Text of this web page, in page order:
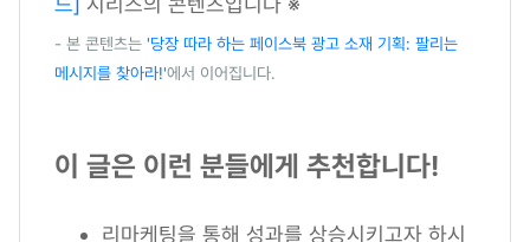
- 본 콘텐츠는 '당장 따라 하는 페이스북 광고 소재 기획: 팔리는
메시지를 찾아라!'에서 이어집니다.
이 글은 이런 분들에게 추천합니다!
리마케팅을 통해 성과를 상승시키고자 하시